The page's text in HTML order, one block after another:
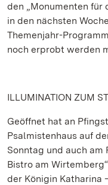
den „Monumenten für
in den nächsten
Themenjahr-
noch erprobt werden
ILLUMINATION ZUM
Geöffnet hat an
Psalmistenhaus auf
Sonntag und auch am
Bistro am
der Königin Katharina